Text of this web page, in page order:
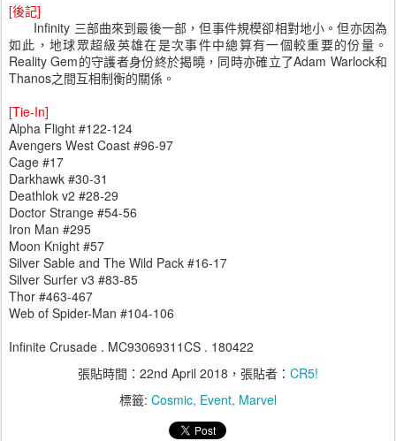
[後記]
Infinity 三部曲來到最後一部，但事件規模卻相對地小。但亦因為
如此，地球眾超級英雄在是次事件中總算有一個較重要的份量。
Reality Gem的守護者身份終於揭曉，同時亦確立了Adam Warlock和
Thanos之間互相制衡的關係。
[Tie-In]
Alpha Flight #122-124
Avengers West Coast #96-97
Cage #17
Darkhawk #30-31
Deathlok v2 #28-29
Doctor Strange #54-56
Iron Man #295
Moon Knight #57
Silver Sable and The Wild Pack #16-17
Silver Surfer v3 #83-85
Thor #463-467
Web of Spider-Man #104-106
Infinite Crusade . MC93069311CS . 180422
張貼時間： 22nd April 2018 ，張貼者： CR5!
標籤: Cosmic Event Marvel